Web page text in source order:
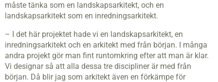
måste tänka som en landskapsarkitekt, och en
landskapsarkitekt som en inredningsarkitekt.
– I det här projektet hade vi en landskapsarkitekt, en
inredningsarkitekt och en arkitekt med från början. I många
andra projekt gör man fint runtomkring efter att man är klar.
Vi designar så att alla dessa tre discipliner är med från
början. Då blir jag som arkitekt även en förkämpe för